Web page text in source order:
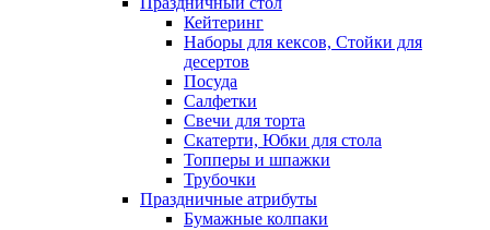
Кейтеринг
Наборы для кексов, Стойки для
десертов
Посуда
Салфетки
Свечи для торта
Скатерти, Юбки для стола
Топперы и шпажки
Трубочки
Праздничные атрибуты
Бумажные колпаки